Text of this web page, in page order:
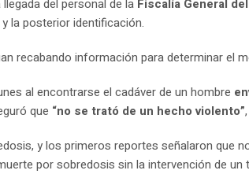
del personal de la Fiscalía General
la posterior identificación.
recabando información para determinar el
al encontrarse el cadáver de un hombre
que “no se trató de un hecho violento”
y los primeros reportes señalaron que
por sobredosis sin la intervención de